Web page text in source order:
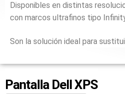
Disponibles en distintas
con marcos ultrafinos tipo
Son la solución ideal para
Pantalla Dell XPS